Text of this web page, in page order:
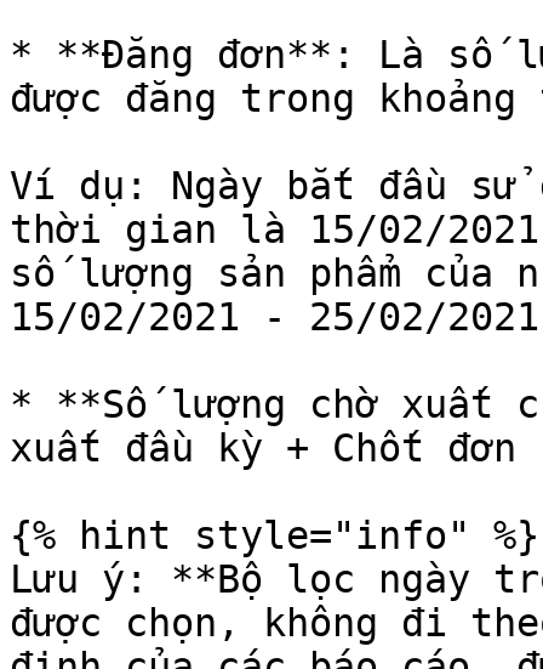
* **Đăng đơn**: Là số
được đăng trong
Ví dụ: Ngày bắt đầu
thời gian là 15/02/
số lượng sản phẩm của
15/02/2021 - 25/02/
* **Số lượng chờ xuất
xuất đầu kỳ + Chốt đơn
{% hint style="info" %}
Lưu ý: **Bộ lọc ngày
được chọn, không đi